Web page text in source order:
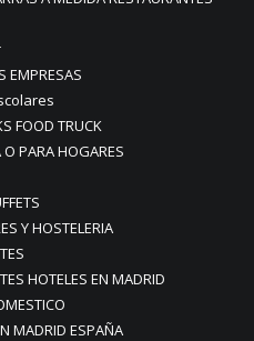
EMPRESAS
FOOD TRUCK
PARA HOGARES
Y HOSTELERIA
HOTELES EN MADRID
MADRID ESPAÑA